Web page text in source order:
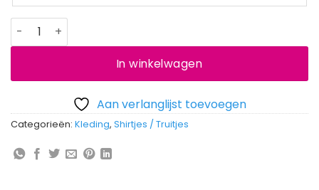
Grijs vestje aantal
In winkelwagen
Aan verlanglijst toevoegen
Categorieën: Kleding, Shirtjes / Truitjes